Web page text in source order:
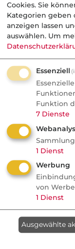
Aktuelle
Wenn
Seoul-
alternative
Anzeige
dvb
Wenn
Cookies. Sie
Kategorien geben
anzeigen lassen
auswählen. Um
Essenziell
Funktion
7 Dienste
1 Dienst
Werbung
von
1 Dienst
Ausgewählte